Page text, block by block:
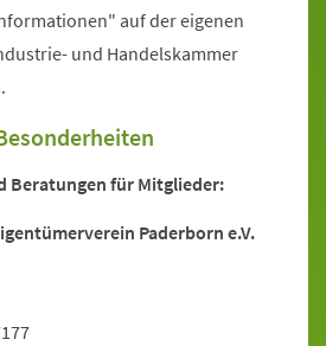
auf der eigenen
und Handelskammer
Beratungen für Mitglieder:
Paderborn e.V.